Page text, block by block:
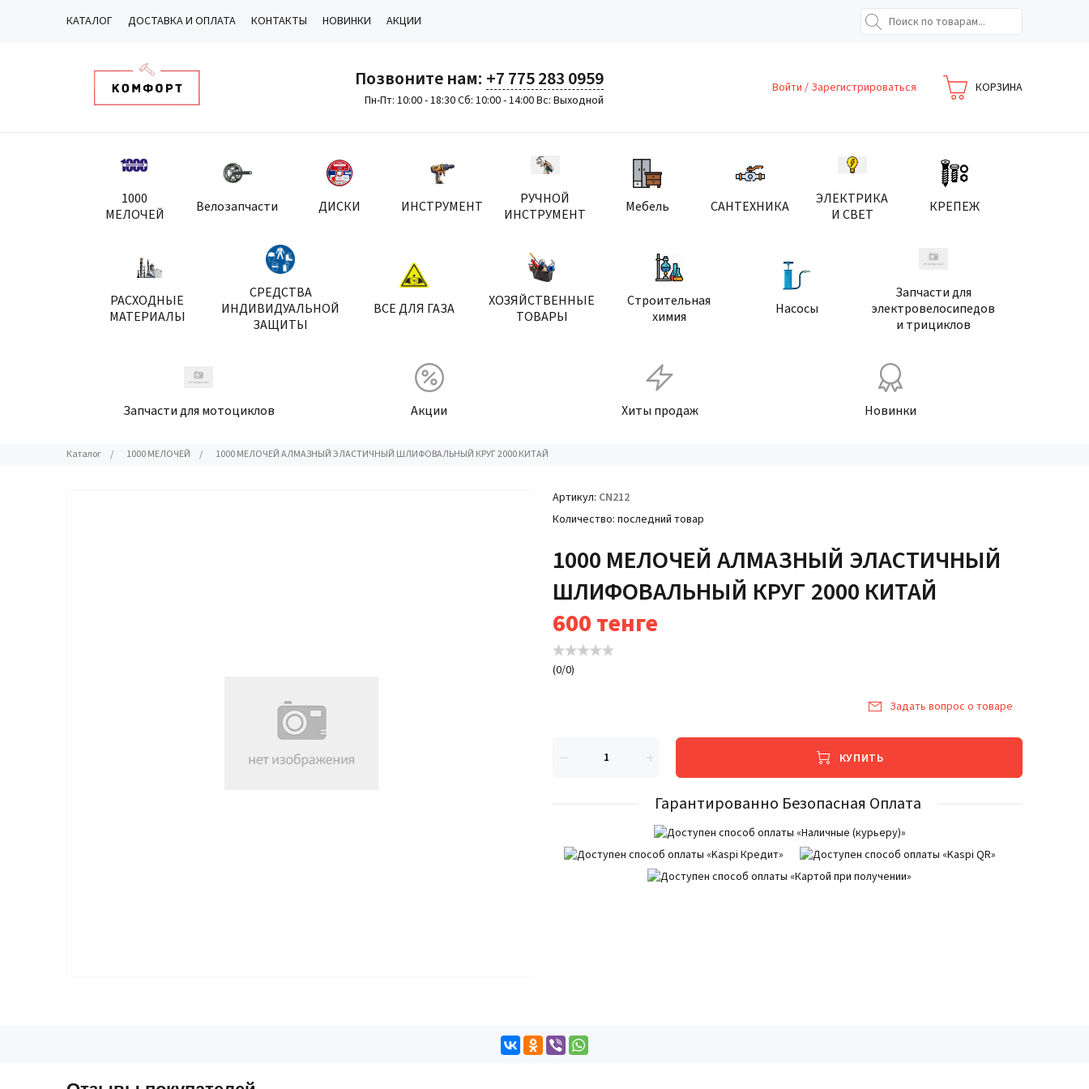
КАТАЛОГ ДОСТАВКА И ОПЛАТА КОНТАКТЫ НОВИНКИ АКЦИИ
Позвоните нам: +7 775 283 0959
Пн-Пт: 10:00 - 18:30 Сб: 10:00 - 14:00 Вс: Выходной
Войти / Зарегистрироваться КОРЗИНА
1000
МЕЛОЧЕЙ
Велозапчасти ДИСКИ ИНСТРУМЕНТ
РУЧНОЙ
ИНСТРУМЕНТ
Мебель САНТЕХНИКА
ЭЛЕКТРИКА
И СВЕТ
КРЕПЕЖ
РАСХОДНЫЕ
МАТЕРИАЛЫ
СРЕДСТВА
ИНДИВИДУАЛЬНОЙ
ЗАЩИТЫ
ВСЕ ДЛЯ ГАЗА
ХОЗЯЙСТВЕННЫЕ
ТОВАРЫ
Строительная
химия
Насосы
Запчасти для
электровелосипедов
и трициклов
Запчасти для мотоциклов Акции Хиты продаж Новинки
Каталог / 1000 МЕЛОЧЕЙ / 1000 МЕЛОЧЕЙ АЛМАЗНЫЙ ЭЛАСТИЧНЫЙ ШЛИФОВАЛЬНЫЙ КРУГ 2000 КИТАЙ
Артикул CN212
Количество последний товар
1000 МЕЛОЧЕЙ АЛМАЗНЫЙ ЭЛАСТИЧНЫЙ
ШЛИФОВАЛЬНЫЙ КРУГ 2000 КИТАЙ
600тенге
(0/0)
Задать вопрос о товаре
КУПИТЬ
Гарантированно Безопасная Оплата